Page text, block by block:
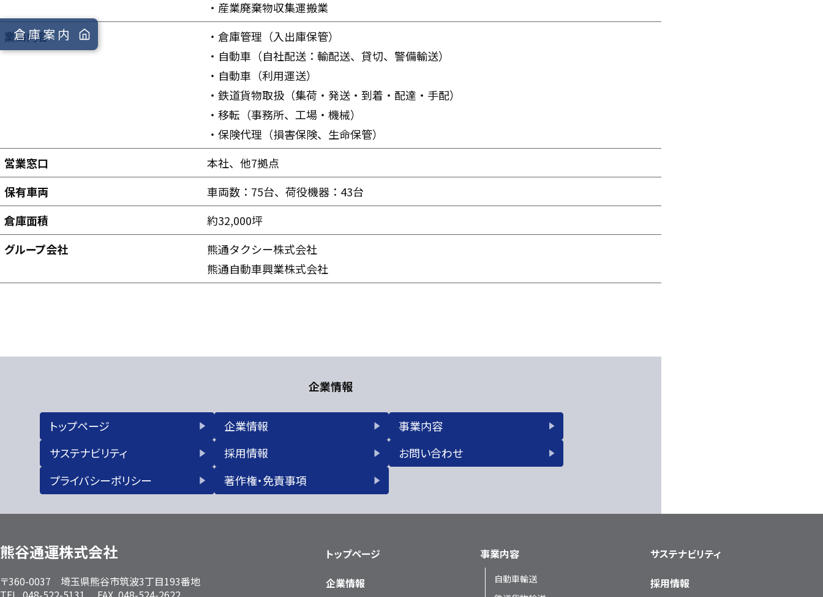
・産業廃棄物収集運搬業
業務内容
・倉庫管理（入出庫保管）
・自動車（自社配送：輸配送、貸切、警備輸送）
・自動車（利用運送）
・鉄道貨物取扱（集荷・発送・到着・配達・手配）
・移転（事務所、工場・機械）
・保険代理（損害保険、生命保管）
営業窓口
本社、他7拠点
保有車両
車両数：75台、荷役機器：43台
倉庫面積
約32,000坪
グループ会社
熊通タクシー株式会社
熊通自動車興業株式会社
企業情報
トップページ 企業情報
事業内容
サステナビリティ
採用情報
お問い合わせ
プライバシーポリシー
著作権・免責事項
熊谷通運株式会社
〒360-0037 埼玉県熊谷市筑波3丁目193番地
トップページ
企業情報
事業内容
自動車輸送
サステナビリティ
採用情報
倉庫案内